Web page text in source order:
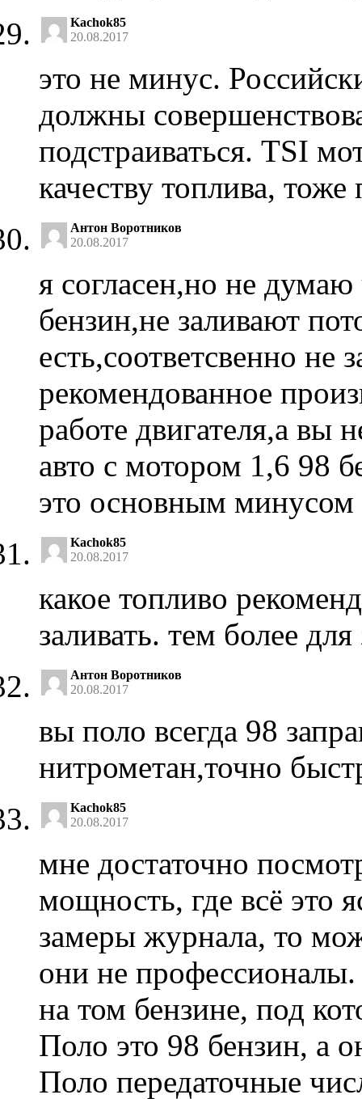
Kachok85
20.08.2017
это не минус.
должны
подстраиваться. TSI
качеству топлива,
Антон Воротников
20.08.2017
я согласен,но не
бензин,не заливают
есть,соответсвенно не
рекомендованное
работе двигателя,а вы
авто с мотором 1,6 98
это основным минусом
Kachok85
20.08.2017
какое топливо
заливать. тем более
Антон Воротников
20.08.2017
вы поло всегда 98
нитрометан,точно
Kachok85
20.08.2017
мне достаточно
мощность, где всё это
замеры журнала, то
они не
на том бензине, под
Поло это 98 бензин, а
Поло передаточные